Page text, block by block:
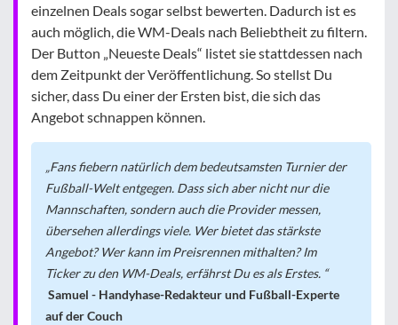
einzelnen Deals sogar selbst bewerten. Dadurch ist es
auch möglich, die WM-Deals nach Beliebtheit zu filtern.
Der Button „Neueste Deals“ listet sie stattdessen nach
dem Zeitpunkt der Veröffentlichung. So stellst Du
sicher, dass Du einer der Ersten bist, die sich das
Angebot schnappen können.
Fans fiebern natürlich dem bedeutsamsten Turnier der
Fußball-Welt entgegen. Dass sich aber nicht nur die
Mannschaften, sondern auch die Provider messen,
übersehen allerdings viele. Wer bietet das stärkste
Angebot? Wer kann im Preisrennen mithalten? Im
Ticker zu den WM-Deals, erfährst Du es als Erstes.
Samuel - Handyhase-Redakteur und Fußball-Experte
auf der Couch